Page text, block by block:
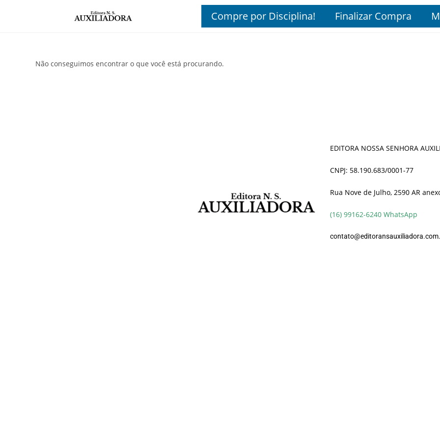
Compre por Disciplina! Finalizar Compra
Não conseguimos encontrar o que você está procurando.
EDITORA NOSSA SENHORA
CNPJ: 58.190.683/0001-77
Rua Nove de Julho, 2590 AR
(16) 99162-6240 WhatsApp